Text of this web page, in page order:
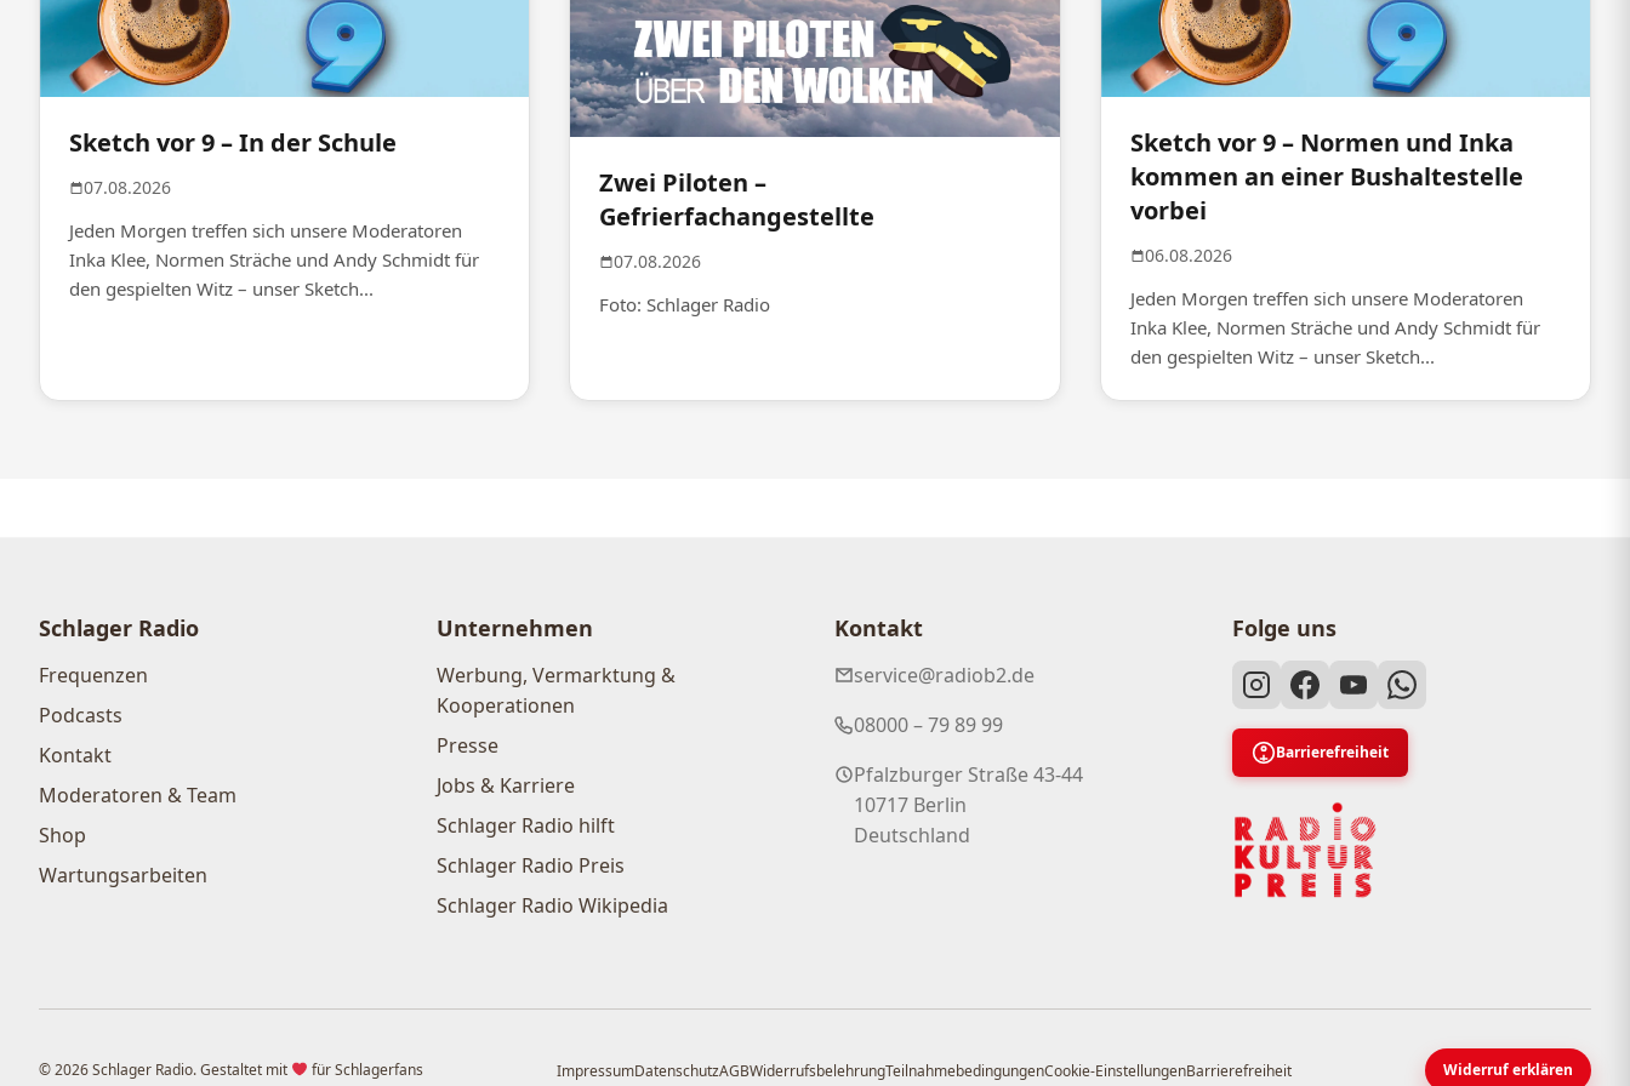
Sketch vor 9 – In der Schule
07.08.2026
Jeden Morgen treffen sich unsere Moderatoren
Inka Klee, Normen Sträche und Andy Schmidt für
den gespielten Witz – unser Sketch...
Zwei Piloten –
Gefrierfachangestellte
07.08.2026
Foto: Schlager Radio
Sketch vor 9 – Normen und Inka
kommen an einer Bushaltestelle
vorbei
06.08.2026
Jeden Morgen treffen sich unsere Moderatoren
Inka Klee, Normen Sträche und Andy Schmidt für
den gespielten Witz – unser Sketch...
Schlager Radio
Frequenzen
Podcasts
Kontakt
Moderatoren & Team
Shop
Wartungsarbeiten
Unternehmen
Werbung, Vermarktung &
Kooperationen
Presse
Jobs & Karriere
Schlager Radio hilft
Schlager Radio Preis
Schlager Radio Wikipedia
Kontakt
service@radiob2.de
08000 – 79 89 99
Pfalzburger Straße 43-44
10717 Berlin
Deutschland
Folge uns
Barrierefreiheit
© 2026 Schlager Radio. Gestaltet mit für Schlagerfans ImpressumDatenschutzAGBWiderrufsbelehrungTeilnahmebedingungenCookie-EinstellungenBarrierefreiheit Widerruf erklären